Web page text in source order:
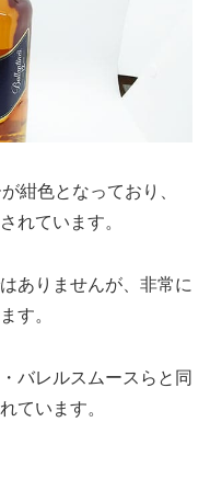
紺色となっており、
れています。
ありませんが、非常に
す。
バレルスムースらと同
ています。